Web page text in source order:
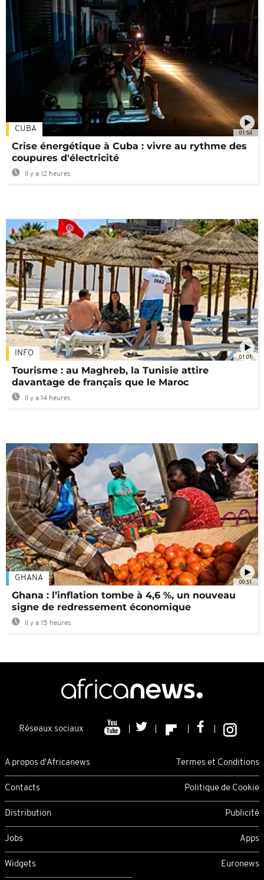
01:54
CUBA
Crise énergétique à Cuba : vivre au rythme des
coupures d'électricité
Il y a 12 heures
01:01
INFO
Tourisme : au Maghreb, la Tunisie attire
davantage de français que le Maroc
Il y a 14 heures
00:51
GHANA
Ghana : l’inflation tombe à 4,6 %, un nouveau
signe de redressement économique
Il y a 15 heures
Réseaux sociaux
A propos d'Africanews Termes et Conditions
Contacts Politique de Cookie
Distribution Publicité
Jobs Apps
Widgets Euronews